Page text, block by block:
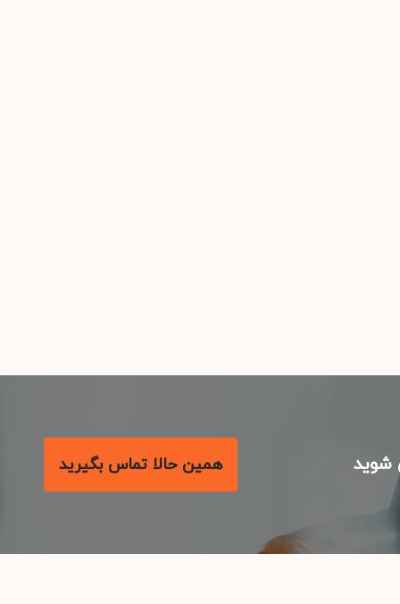
همین حالا تماس بگیرید